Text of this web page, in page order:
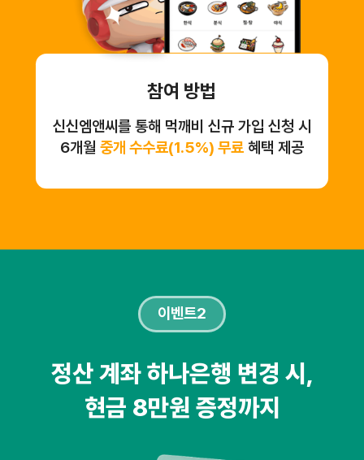
참여 방법
신신엠앤씨를 통해 먹깨비 신규 가입 신청 시
6개월 중개 수수료(1.5%) 무료혜택 제공
이벤트2
정산 계좌 하나은행 변경 시,
현금 8만원 증정까지